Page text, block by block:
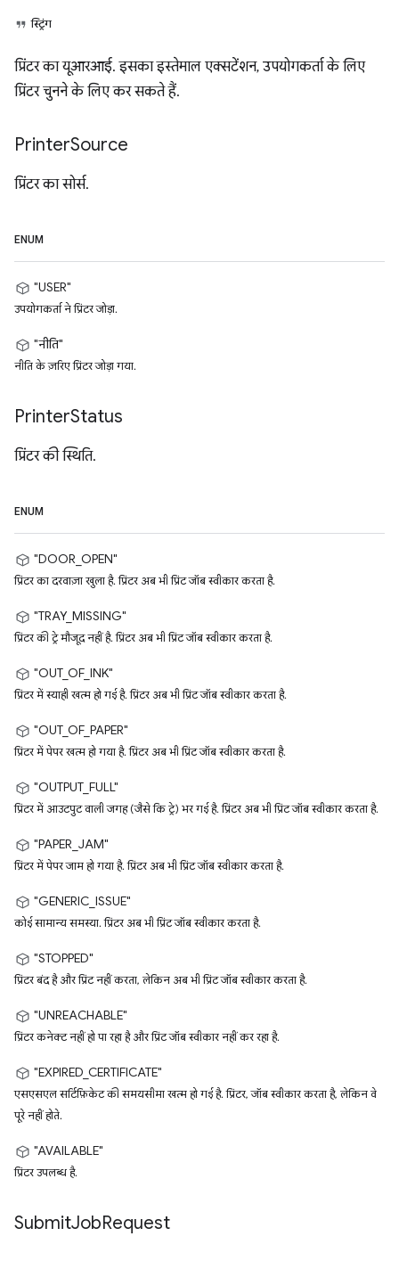
स्ट्रिंग
प्रिंटर का यूआरआई. इसका इस्तेमाल एक्सटेंशन, उपयोगकर्ता के लिए
प्रिंटर चुनने के लिए कर सकते हैं.
PrinterSource
प्रिंटर का सोर्स.
ENUM
"USER"
उपयोगकर्ता ने प्रिंटर जोड़ा.
"नीति"
नीति के ज़रिए प्रिंटर जोड़ा गया.
PrinterStatus
प्रिंटर की स्थिति.
ENUM
"DOOR_OPEN"
प्रिंटर का दरवाज़ा खुला है. प्रिंटर अब भी प्रिंट जॉब स्वीकार करता है.
"TRAY_MISSING"
प्रिंटर की ट्रे मौजूद नहीं है. प्रिंटर अब भी प्रिंट जॉब स्वीकार करता है.
"OUT_OF_INK"
प्रिंटर में स्याही खत्म हो गई है. प्रिंटर अब भी प्रिंट जॉब स्वीकार करता है.
"OUT_OF_PAPER"
प्रिंटर में पेपर खत्म हो गया है. प्रिंटर अब भी प्रिंट जॉब स्वीकार करता है.
"OUTPUT_FULL"
प्रिंटर में आउटपुट वाली जगह (जैसे कि ट्रे) भर गई है. प्रिंटर अब भी प्रिंट जॉब स्वीकार करता है.
"PAPER_JAM"
प्रिंटर में पेपर जाम हो गया है. प्रिंटर अब भी प्रिंट जॉब स्वीकार करता है.
"GENERIC_ISSUE"
कोई सामान्य समस्या. प्रिंटर अब भी प्रिंट जॉब स्वीकार करता है.
"STOPPED"
प्रिंटर बंद है और प्रिंट नहीं करता, लेकिन अब भी प्रिंट जॉब स्वीकार करता है.
"UNREACHABLE"
प्रिंटर कनेक्ट नहीं हो पा रहा है और प्रिंट जॉब स्वीकार नहीं कर रहा है.
"EXPIRED_CERTIFICATE"
एसएसएल सर्टिफ़िकेट की समयसीमा खत्म हो गई है. प्रिंटर, जॉब स्वीकार करता है, लेकिन वे
पूरे नहीं होते.
"AVAILABLE"
प्रिंटर उपलब्ध है.
SubmitJobRequest